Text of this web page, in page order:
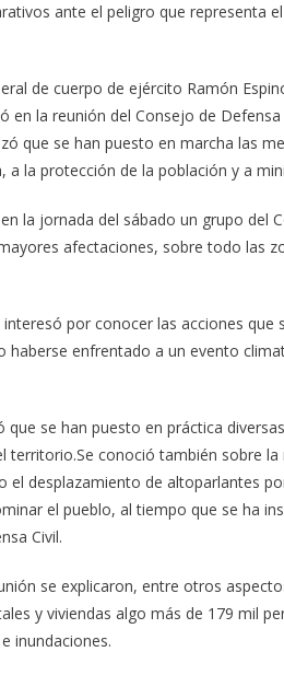
ante el peligro que representa el
de cuerpo de ejército Ramón
en la reunión del Consejo de
que se han puesto en marcha las
a la protección de la población y a
la jornada del sábado un grupo del
afectaciones, sobre todo las
interesó por conocer las acciones
haberse enfrentado a un evento
que se han puesto en práctica
territorio.Se conoció también sobre
el desplazamiento de altoparlantes
el pueblo, al tiempo que se ha
Civil.
se explicaron, entre otros
y viviendas algo más de 179 mil
inundaciones.